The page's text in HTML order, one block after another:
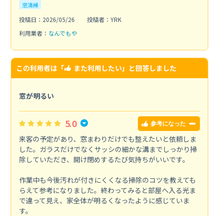
窓清掃
投稿日：2026/05/26
投稿者：YRK
利用業者： なんでもや
この利用者は「 また利用したい」と回答しました
窓が明るい
5.0 参考になった
来客の予定があり、窓まわりだけでも整えたいと依頼しま
した。ガラスだけでなくサッシの細かな溝までしっかり掃
除していただき、開け閉めするたび気持ちがいいです。
作業中も今後汚れが付きにくくなる掃除のコツを教えても
らえて参考になりました。終わってみると部屋へ入る光ま
で違って見え、家全体が明るくなったように感じていま
す。